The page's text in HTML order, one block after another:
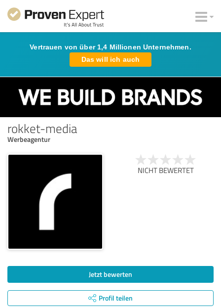
Vertrauen von über 1,4 Millionen Unternehmen.
Das will ich auch
rokket-media
Werbeagentur
NICHT BEWERTET
Jetzt bewerten
Profil teilen